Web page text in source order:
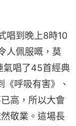
唱到晚上8時10
人佩服嘅，莫
氣唱了45首經典
呼吸有害》、
高，所以大會
敬業。這場長